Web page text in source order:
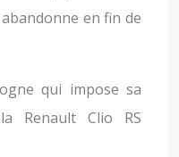
en fin de
qui impose sa
Renault Clio RS